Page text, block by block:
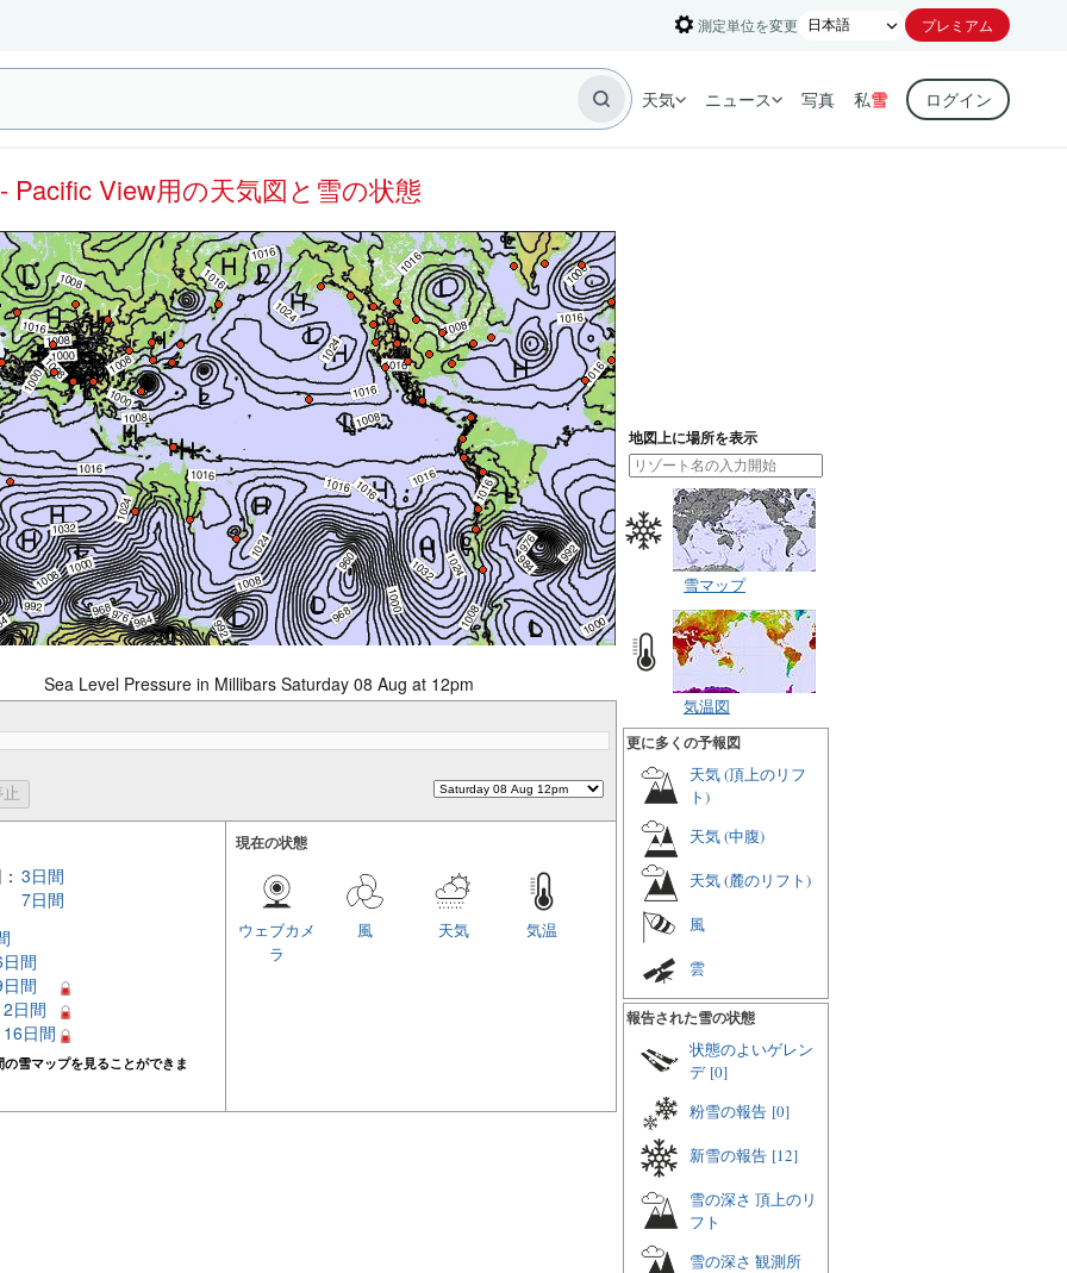
測定単位を変更 プレミアム
天気 ニュース 写真 私雪 ログイン
- Pacific View用の天気図と雪の状態
Sea Level Pressure in Millibars Saturday 08 Aug at 12pm
3日間
7日間
間
間
日間
16日間
雪マップを見ることができま
現在の状態
気温
天気
風
ウェブカメ
ラ
地図上に場所を表示
雪マップ
気温図
更に多くの予報図
天気 (頂上のリフ
ト)
天気 (中腹)
天気 (麓のリフト)
風
雲
報告された雪の状態
状態のよいゲレン
デ [0]
粉雪の報告 [0]
新雪の報告 [12]
雪の深さ 頂上のリ
フト
雪の深さ 観測所